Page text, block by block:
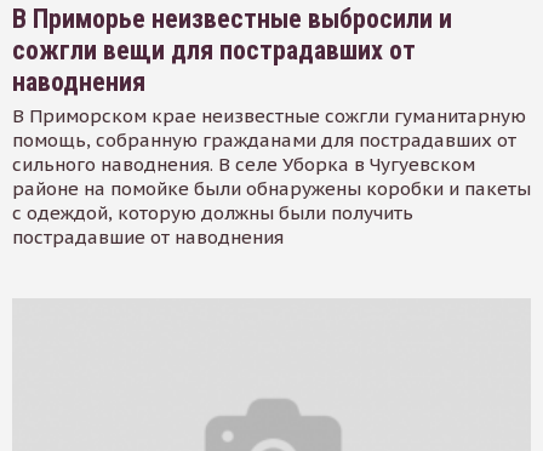
В Приморье неизвестные выбросили и
сожгли вещи для пострадавших от
наводнения
В Приморском крае неизвестные сожгли гуманитарную
помощь, собранную гражданами для пострадавших от
сильного наводнения. В селе Уборка в Чугуевском
районе на помойке были обнаружены коробки и пакеты
с одеждой, которую должны были получить
пострадавшие от наводнения